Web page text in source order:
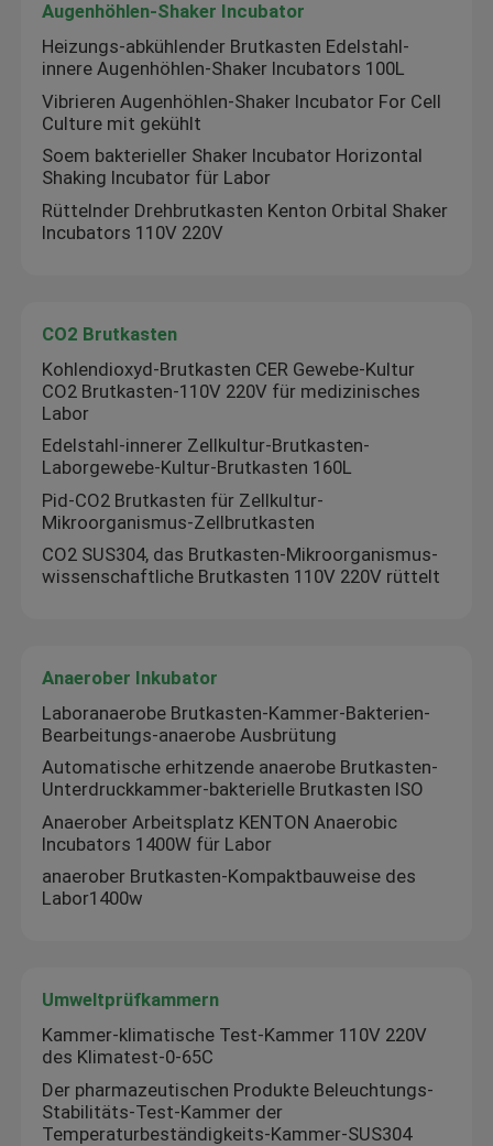
Augenhöhlen-Shaker Incubator
CO2 Brutkasten
Anaerober Inkubator
Thrombozyten-Inkubator-Rührer
Muffelofen
Laborwasserbad
Augenhöhlen-Shaker Incubator
Heizungs-abkühlender Brutkasten Edelstahl-
innere Augenhöhlen-Shaker Incubators 100L
Vibrieren Augenhöhlen-Shaker Incubator For Cell
Culture mit gekühlt
Soem bakterieller Shaker Incubator Horizontal
Shaking Incubator für Labor
Rüttelnder Drehbrutkasten Kenton Orbital Shaker
Incubators 110V 220V
CO2 Brutkasten
Kohlendioxyd-Brutkasten CER Gewebe-Kultur
CO2 Brutkasten-110V 220V für medizinisches
Labor
Edelstahl-innerer Zellkultur-Brutkasten-
Laborgewebe-Kultur-Brutkasten 160L
Pid-CO2 Brutkasten für Zellkultur-
Mikroorganismus-Zellbrutkasten
CO2 SUS304, das Brutkasten-Mikroorganismus-
wissenschaftliche Brutkasten 110V 220V rüttelt
Anaerober Inkubator
Laboranaerobe Brutkasten-Kammer-Bakterien-
Bearbeitungs-anaerobe Ausbrütung
Automatische erhitzende anaerobe Brutkasten-
Unterdruckkammer-bakterielle Brutkasten ISO
Anaerober Arbeitsplatz KENTON Anaerobic
Incubators 1400W für Labor
anaerober Brutkasten-Kompaktbauweise des
Labor1400w
Umweltprüfkammern
Kammer-klimatische Test-Kammer 110V 220V
des Klimatest-0-65C
Der pharmazeutischen Produkte Beleuchtungs-
Stabilitäts-Test-Kammer der
Temperaturbeständigkeits-Kammer-SUS304